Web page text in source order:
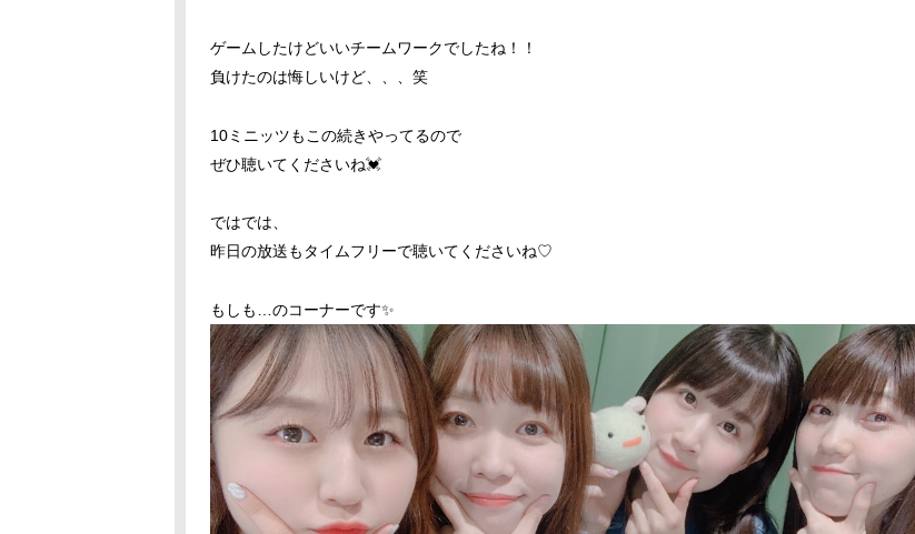
ゲームしたけどいいチームワークでしたね！！
負けたのは悔しいけど、、、笑
10ミニッツもこの続きやってるので
ぜひ聴いてくださいね💓
ではでは、
昨日の放送もタイムフリーで聴いてくださいね♡
もしも…のコーナーです✨